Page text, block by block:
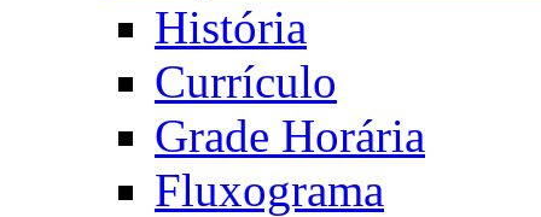
História
Currículo
Grade Horária
Fluxograma